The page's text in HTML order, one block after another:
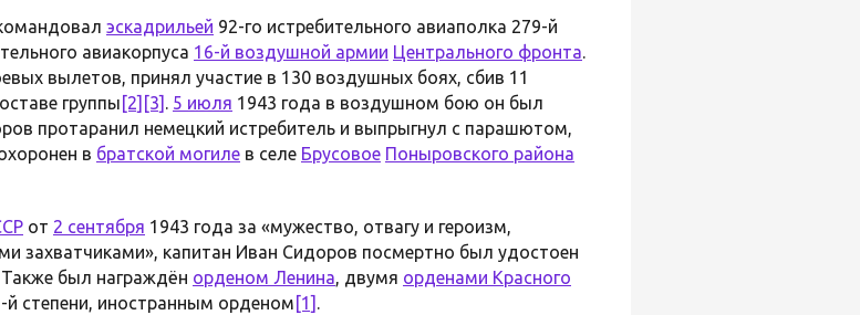
эскадрильей 92-го истребительного авиаполка 279-й
авиакорпуса 16-й воздушной армии Центрального фронта.
вылетов, принял участие в 130 воздушных боях, сбив 11
группы [2] [3] . 5 июля 1943 года в воздушном бою он был
протаранил немецкий истребитель и выпрыгнул с парашютом,
в братской могиле в селе Брусовое Поныровского района
от 2 сентября 1943 года за «мужество, отвагу и героизм,
захватчиками», капитан Иван Сидоров посмертно был удостоен
Также был награждён орденом Ленина, двумя орденами Красного
й степени, иностранным орденом [1] .